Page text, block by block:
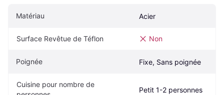
Matériau Acier
Surface Revêtue de Téflon Non
Poignée Fixe, Sans poignée
Cuisine pour nombre de
Petit 1-2 personnes